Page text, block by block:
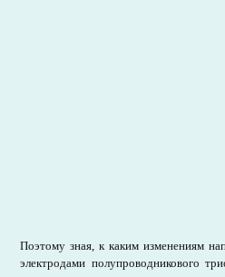
Поэтому зная, к каким изменениям
электродами полупроводникового